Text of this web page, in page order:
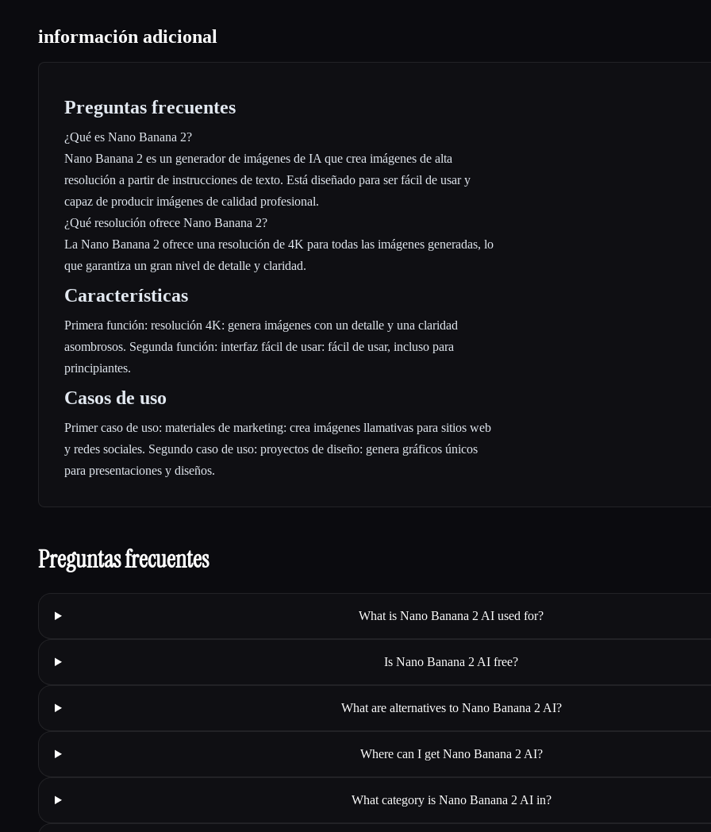
información adicional
Preguntas frecuentes
¿Qué es Nano Banana 2?
Nano Banana 2 es un generador de imágenes de IA que crea imágenes de alta
resolución a partir de instrucciones de texto. Está diseñado para ser fácil de usar y
capaz de producir imágenes de calidad profesional.
¿Qué resolución ofrece Nano Banana 2?
La Nano Banana 2 ofrece una resolución de 4K para todas las imágenes generadas, lo
que garantiza un gran nivel de detalle y claridad.
Características
Primera función: resolución 4K: genera imágenes con un detalle y una claridad
asombrosos. Segunda función: interfaz fácil de usar: fácil de usar, incluso para
principiantes.
Casos de uso
Primer caso de uso: materiales de marketing: crea imágenes llamativas para sitios web
y redes sociales. Segundo caso de uso: proyectos de diseño: genera gráficos únicos
para presentaciones y diseños.
Preguntas frecuentes
What is Nano Banana 2 AI used for?
Is Nano Banana 2 AI free?
What are alternatives to Nano Banana 2 AI?
Where can I get Nano Banana 2 AI?
What category is Nano Banana 2 AI in?